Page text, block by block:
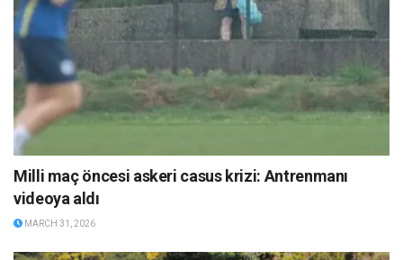
Milli maç öncesi askeri casus krizi: Antrenmanı
videoya aldı
MARCH 31, 2026